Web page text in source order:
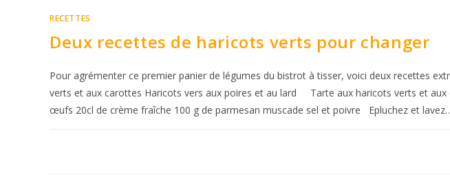
RECETTES
Deux recettes de haricots verts pour changer
Pour agrémenter ce premier panier de légumes du bistrot à tisser, voici deux recettes
verts et aux carottes Haricots vers aux poires et au lard Tarte aux haricots verts et
œufs 20cl de crème fraîche 100 g de parmesan muscade sel et poivre Epluchez et